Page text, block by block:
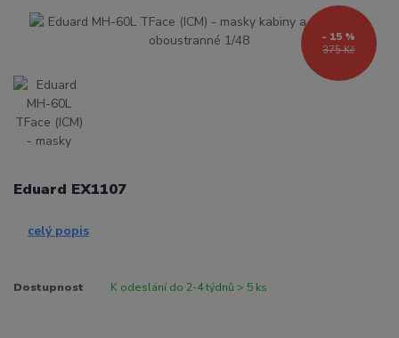
375 Kč
- 15 %
Eduard EX1107
celý popis
Dostupnost K odeslání do 2-4 týdnů > 5 ks